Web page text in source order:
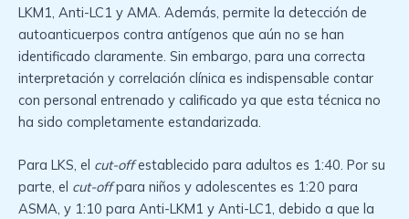
LKM1, Anti-LC1 y AMA. Además, permite la detección de
autoanticuerpos contra antígenos que aún no se han
identificado claramente. Sin embargo, para una correcta
interpretación y correlación clínica es indispensable contar
con personal entrenado y calificado ya que esta técnica no
ha sido completamente estandarizada.
Para LKS, el cut-offestablecido para adultos es 1:40. Por su
parte, el cut-offpara niños y adolescentes es 1:20 para
ASMA, y 1:10 para Anti-LKM1 y Anti-LC1, debido a que la